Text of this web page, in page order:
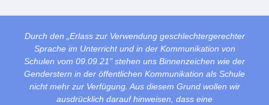
Durch den „Erlass zur Verwendung geschlechtergerechter
Sprache im Unterricht und in der Kommunikation von
Schulen vom 09.09.21" stehen uns Binnenzeichen wie der
Genderstern in der öffentlichen Kommunikation als Schule
nicht mehr zur Verfügung. Aus diesem Grund wollen wir
ausdrücklich darauf hinweisen, dass eine